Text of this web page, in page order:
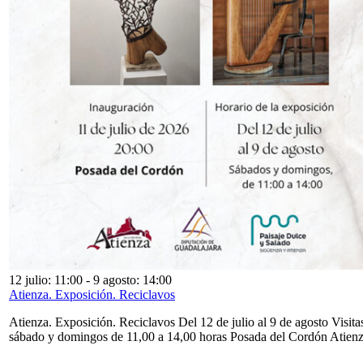
12 julio: 11:00 - 9 agosto: 14:00
Atienza. Exposición. Reciclavos
Atienza. Exposición. Reciclavos Del 12 de julio al 9 de agosto
sábado y domingos de 11,00 a 14,00 horas Posada del Cordón